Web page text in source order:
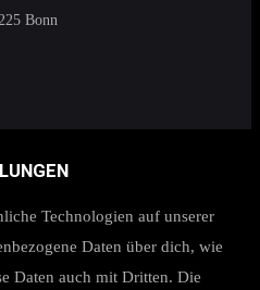
Bonn
Technologien auf unserer
Daten über dich, wie
Daten auch mit Dritten. Die